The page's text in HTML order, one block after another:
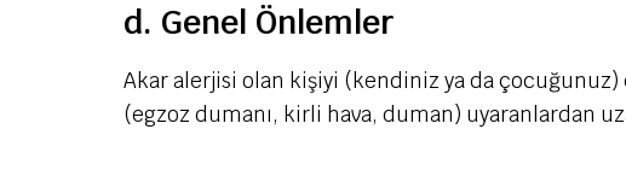
d. Genel Önlemler
Akar alerjisi olan kişiyi (kendiniz ya da çocuğunuz)
(egzoz dumanı, kirli hava, duman) uyaranlardan